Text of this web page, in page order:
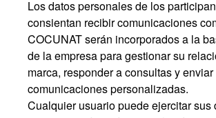
Los datos personales de los
consientan recibir comunicaciones
COCUNAT serán incorporados a la
de la empresa para gestionar su
marca, responder a consultas y enviar
comunicaciones personalizadas.
Cualquier usuario puede ejercitar sus